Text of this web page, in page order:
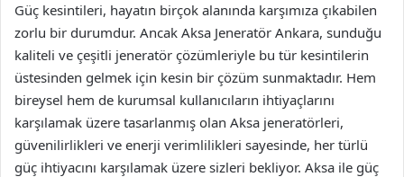
Güç kesintileri, hayatın birçok alanında karşımıza çıkabilen
zorlu bir durumdur. Ancak Aksa Jeneratör Ankara, sunduğu
kaliteli ve çeşitli jeneratör çözümleriyle bu tür kesintilerin
üstesinden gelmek için kesin bir çözüm sunmaktadır. Hem
bireysel hem de kurumsal kullanıcıların ihtiyaçlarını
karşılamak üzere tasarlanmış olan Aksa jeneratörleri,
güvenilirlikleri ve enerji verimlilikleri sayesinde, her türlü
güç ihtiyacını karşılamak üzere sizleri bekliyor. Aksa ile güç